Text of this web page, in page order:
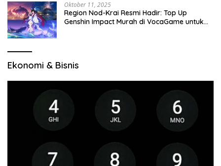
Oktober 11, 2025
Region Nod-Krai Resmi Hadir: Top Up
Genshin Impact Murah di VocaGame untuk
Ekonomi & Bisnis